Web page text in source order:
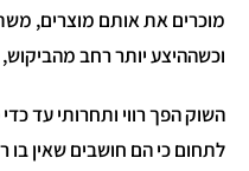
מוכרים את אותם מוצרים,
וכשההיצע יותר רחב
השוק הפך רווי ותחרותי עד
לתחום כי הם חושבים שאין בו